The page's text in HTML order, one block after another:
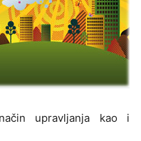
upravljanja kao i